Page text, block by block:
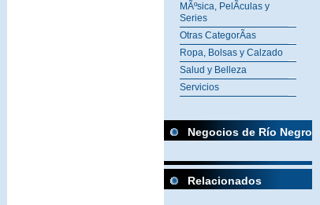
MÃºsica, PelÃ­culas y
Series
Otras CategorÃ­as
Ropa, Bolsas y Calzado
Salud y Belleza
Servicios
Negocios de Río Negro
Relacionados